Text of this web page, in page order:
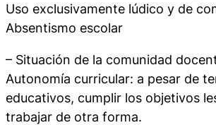
Uso exclusivamente lúdico y de
Absentismo escolar
– Situación de la comunidad
Autonomía curricular: a pesar de
educativos, cumplir los objetivos
trabajar de otra forma.